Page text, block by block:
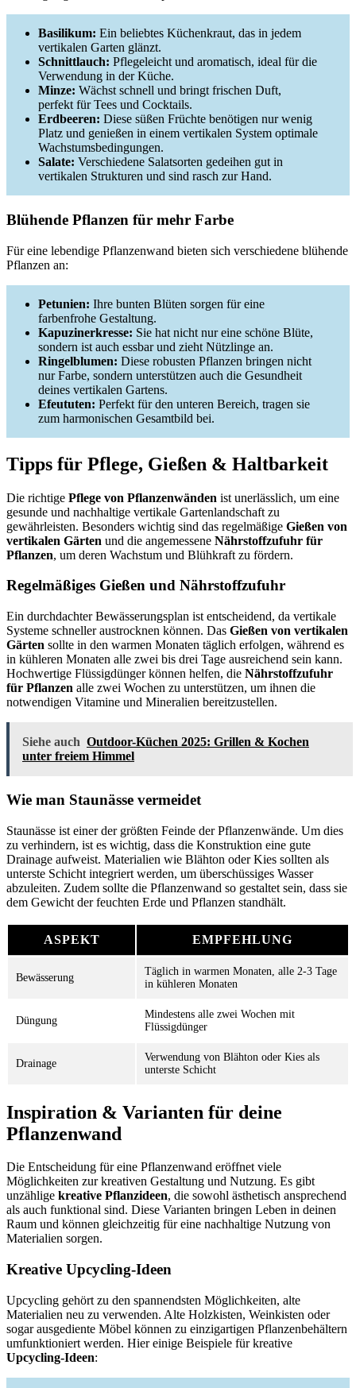
Basilikum: Ein beliebtes Küchenkraut, das in jedem
vertikalen Garten glänzt.
Schnittlauch: Pflegeleicht und aromatisch, ideal für die
Verwendung in der Küche.
Minze: Wächst schnell und bringt frischen Duft,
perfekt für Tees und Cocktails.
Erdbeeren: Diese süßen Früchte benötigen nur wenig
Platz und genießen in einem vertikalen System optimale
Wachstumsbedingungen.
Salate: Verschiedene Salatsorten gedeihen gut in
vertikalen Strukturen und sind rasch zur Hand.
Blühende Pflanzen für mehr Farbe
Für eine lebendige Pflanzenwand bieten sich verschiedene blühende
Pflanzen an:
Petunien: Ihre bunten Blüten sorgen für eine
farbenfrohe Gestaltung.
Kapuzinerkresse: Sie hat nicht nur eine schöne Blüte,
sondern ist auch essbar und zieht Nützlinge an.
Ringelblumen: Diese robusten Pflanzen bringen nicht
nur Farbe, sondern unterstützen auch die Gesundheit
deines vertikalen Gartens.
Efeututen: Perfekt für den unteren Bereich, tragen sie
zum harmonischen Gesamtbild bei.
Tipps für Pflege, Gießen & Haltbarkeit
Die richtige Pflege von Pflanzenwänden ist unerlässlich, um eine
gesunde und nachhaltige vertikale Gartenlandschaft zu
gewährleisten. Besonders wichtig sind das regelmäßige Gießen von
vertikalen Gärten und die angemessene Nährstoffzufuhr für
Pflanzen, um deren Wachstum und Blühkraft zu fördern.
Regelmäßiges Gießen und Nährstoffzufuhr
Ein durchdachter Bewässerungsplan ist entscheidend, da vertikale
Systeme schneller austrocknen können. Das Gießen von vertikalen
Gärten sollte in den warmen Monaten täglich erfolgen, während es
in kühleren Monaten alle zwei bis drei Tage ausreichend sein kann.
Hochwertige Flüssigdünger können helfen, die Nährstoffzufuhr
für Pflanzen alle zwei Wochen zu unterstützen, um ihnen die
notwendigen Vitamine und Mineralien bereitzustellen.
Siehe auch Outdoor-Küchen 2025: Grillen & Kochen
unter freiem Himmel
Wie man Staunässe vermeidet
Staunässe ist einer der größten Feinde der Pflanzenwände. Um dies
zu verhindern, ist es wichtig, dass die Konstruktion eine gute
Drainage aufweist. Materialien wie Blähton oder Kies sollten als
unterste Schicht integriert werden, um überschüssiges Wasser
abzuleiten. Zudem sollte die Pflanzenwand so gestaltet sein, dass sie
dem Gewicht der feuchten Erde und Pflanzen standhält.
ASPEKT EMPFEHLUNG
Bewässerung
Täglich in warmen Monaten, alle 2-3 Tage
in kühleren Monaten
Düngung
Mindestens alle zwei Wochen mit
Flüssigdünger
Drainage
Verwendung von Blähton oder Kies als
unterste Schicht
Inspiration & Varianten für deine
Pflanzenwand
Die Entscheidung für eine Pflanzenwand eröffnet viele
Möglichkeiten zur kreativen Gestaltung und Nutzung. Es gibt
unzählige kreative Pflanzideen, die sowohl ästhetisch ansprechend
als auch funktional sind. Diese Varianten bringen Leben in deinen
Raum und können gleichzeitig für eine nachhaltige Nutzung von
Materialien sorgen.
Kreative Upcycling-Ideen
Upcycling gehört zu den spannendsten Möglichkeiten, alte
Materialien neu zu verwenden. Alte Holzkisten, Weinkisten oder
sogar ausgediente Möbel können zu einzigartigen Pflanzenbehältern
umfunktioniert werden. Hier einige Beispiele für kreative
Upcycling-Ideen: